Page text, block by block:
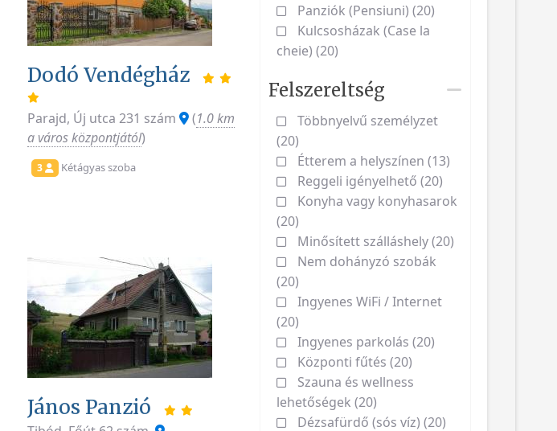
Dodó Vendégház
Parajd, Új utca 231 szám (1.0 km
a város központjától)
3 Kétágyas szoba
János Panzió
Panziók (Pensiuni) (20)
Kulcsosházak (Case la
cheie) (20)
Felszereltség
Többnyelvű személyzet
(20)
Étterem a helyszínen (13)
Reggeli igényelhető (20)
Konyha vagy konyhasarok
(20)
Minősített szálláshely (20)
Nem dohányzó szobák
(20)
Ingyenes WiFi / Internet
(20)
Ingyenes parkolás (20)
Központi fűtés (20)
Szauna és wellness
lehetőségek (20)
Dézsafürdő (sós víz) (20)